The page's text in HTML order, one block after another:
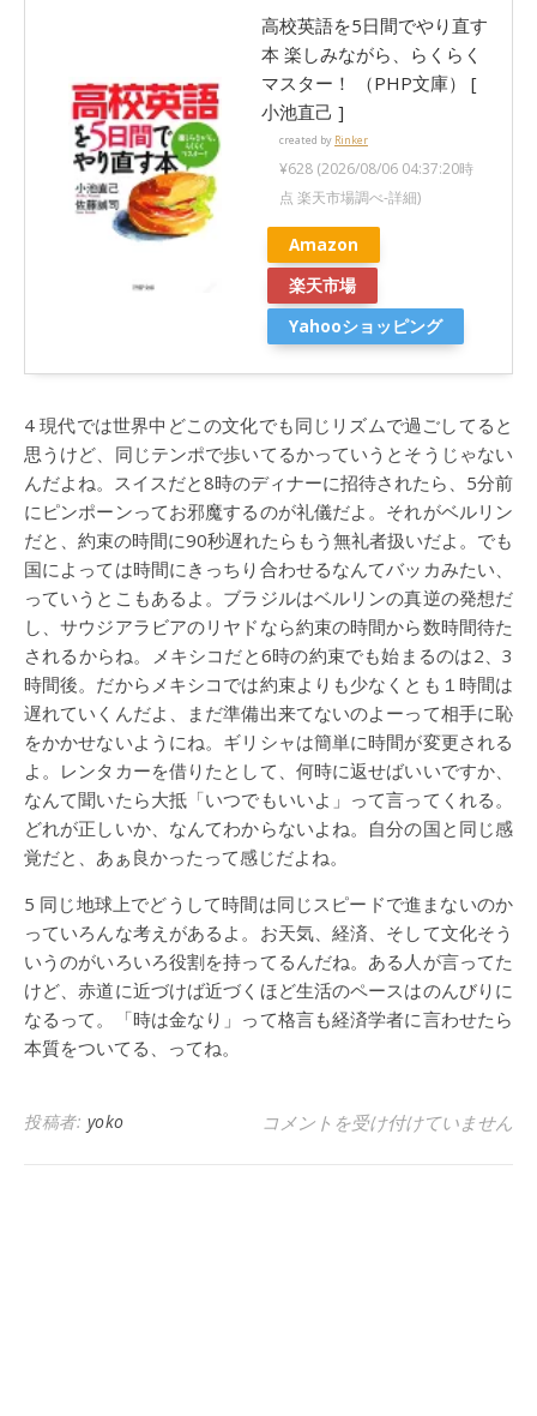
高校英語を5日間でやり直す
本 楽しみながら、らくらく
マスター！ （PHP文庫） [
小池直己 ]
created by Rinker
¥628 (2026/08/06 04:37:20時
点 楽天市場調べ-詳細)
Amazon
楽天市場
Yahooショッピング
4 現代では世界中どこの文化でも同じリズムで過ごしてると
思うけど、同じテンポで歩いてるかっていうとそうじゃない
んだよね。スイスだと8時のディナーに招待されたら、5分前
にピンポーンってお邪魔するのが礼儀だよ。それがベルリン
だと、約束の時間に90秒遅れたらもう無礼者扱いだよ。でも
国によっては時間にきっちり合わせるなんてバッカみたい、
っていうとこもあるよ。ブラジルはベルリンの真逆の発想だ
し、サウジアラビアのリヤドなら約束の時間から数時間待た
されるからね。メキシコだと6時の約束でも始まるのは2、3
時間後。だからメキシコでは約束よりも少なくとも１時間は
遅れていくんだよ、まだ準備出来てないのよーって相手に恥
をかかせないようにね。ギリシャは簡単に時間が変更される
よ。レンタカーを借りたとして、何時に返せばいいですか、
なんて聞いたら大抵「いつでもいいよ」って言ってくれる。
どれが正しいか、なんてわからないよね。自分の国と同じ感
覚だと、あぁ良かったって感じだよね。
5 同じ地球上でどうして時間は同じスピードで進まないのか
っていろんな考えがあるよ。お天気、経済、そして文化そう
いうのがいろいろ役割を持ってるんだね。ある人が言ってた
けど、赤道に近づけば近づくほど生活のペースはのんびりに
なるって。「時は金なり」って格言も経済学者に言わせたら
本質をついてる、ってね。
投稿者: yoko 高校英語教科書の旧プロミネン
コメントを受け付けていません